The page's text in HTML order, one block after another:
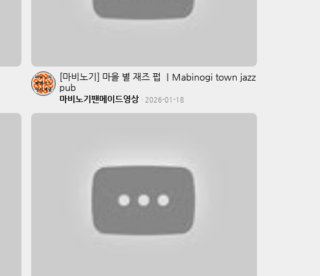
[마비노기] 마을 별 재즈 펍 ｜Mabinogi town jazz
pub
마비노기팬메이드영상 · 2026-01-18